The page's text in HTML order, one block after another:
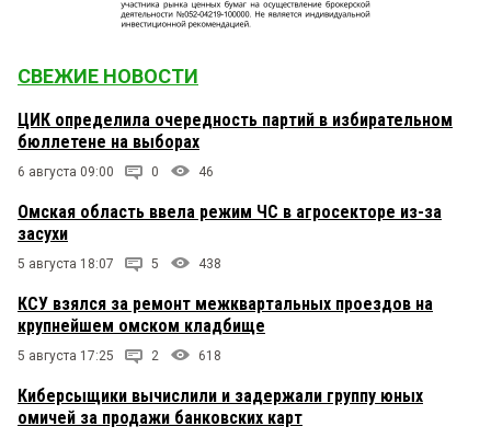
СВЕЖИЕ НОВОСТИ
ЦИК определила очередность партий в избирательном
бюллетене на выборах
6 августа 09:00 0 46
Омская область ввела режим ЧС в агросекторе из-за
засухи
5 августа 18:07 5 438
КСУ взялся за ремонт межквартальных проездов на
крупнейшем омском кладбище
5 августа 17:25 2 618
Киберсыщики вычислили и задержали группу юных
омичей за продажи банковских карт